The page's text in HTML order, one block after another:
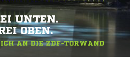
UNTEN.
OBEN.
AN DIE ZDF-TORWAND